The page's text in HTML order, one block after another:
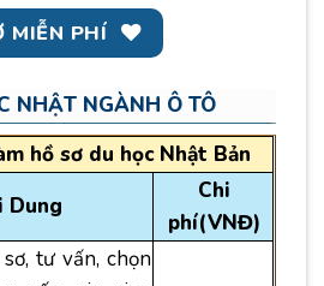
MIỄN PHÍ
NHẬT NGÀNH Ô TÔ
hồ sơ du học Nhật Bản
Dung
Chi
phí(VNĐ)
tư vấn, chọn